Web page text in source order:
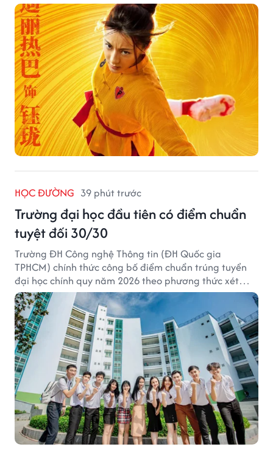
HỌC ĐƯỜNG 39 phút trước
Trường đại học đầu tiên có điểm chuẩn
tuyệt đối 30/30
Trường ĐH Công nghệ Thông tin (ĐH Quốc gia
TPHCM) chính thức công bố điểm chuẩn trúng tuyển
đại học chính quy năm 2026 theo phương thức xét
tuyển tổng hợp.